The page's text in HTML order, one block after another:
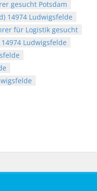
gesucht Potsdam
14974 Ludwigsfelde
für Logistik gesucht
Ludwigsfelde